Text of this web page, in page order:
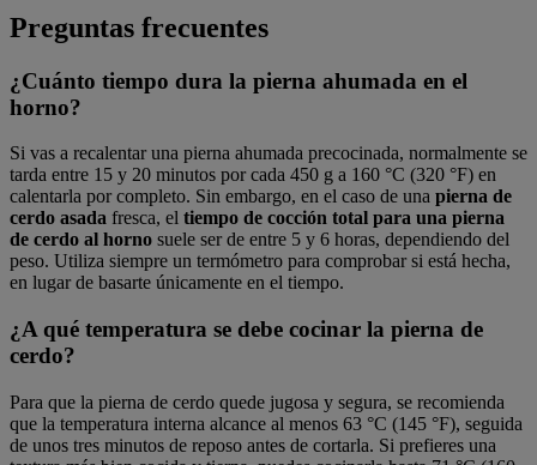
Preguntas frecuentes
¿Cuánto tiempo dura la pierna ahumada en el
horno?
Si vas a recalentar una pierna ahumada precocinada, normalmente se
tarda entre 15 y 20 minutos por cada 450 g a 160 °C (320 °F) en
calentarla por completo. Sin embargo, en el caso de una pierna de
cerdo asada fresca, el tiempo de cocción total para una pierna
de cerdo al horno suele ser de entre 5 y 6 horas, dependiendo del
peso. Utiliza siempre un termómetro para comprobar si está hecha,
en lugar de basarte únicamente en el tiempo.
¿A qué temperatura se debe cocinar la pierna de
cerdo?
Para que la pierna de cerdo quede jugosa y segura, se recomienda
que la temperatura interna alcance al menos 63 °C (145 °F), seguida
de unos tres minutos de reposo antes de cortarla. Si prefieres una